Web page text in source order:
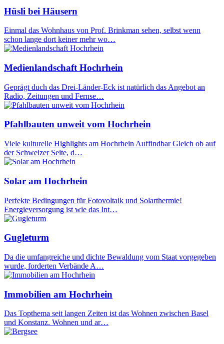
Hüsli bei Häusern
Einmal das Wohnhaus von Prof. Brinkman sehen, selbst wenn
schon lange dort keiner mehr wo…
Medienlandschaft Hochrhein
Geprägt duch das Drei-Länder-Eck ist natürlich das Angebot an
Radio, Zeitungen und Fernse…
Pfahlbauten unweit vom Hochrhein
Viele kulturelle Highlights am Hochrhein Auffindbar Gleich ob auf
der Schweizer Seite, d…
Solar am Hochrhein
Perfekte Bedingungen für Fotovoltaik und Solarthermie!
Energieversorgung ist wie das Int…
Gugleturm
Da die umfangreiche und dichte Bewaldung vom Staat vorgegeben
wurde, forderten Verbände A…
Immobilien am Hochrhein
Das Topthema seit langen Zeiten ist das Wohnen zwischen Basel
und Konstanz. Wohnen und ar…